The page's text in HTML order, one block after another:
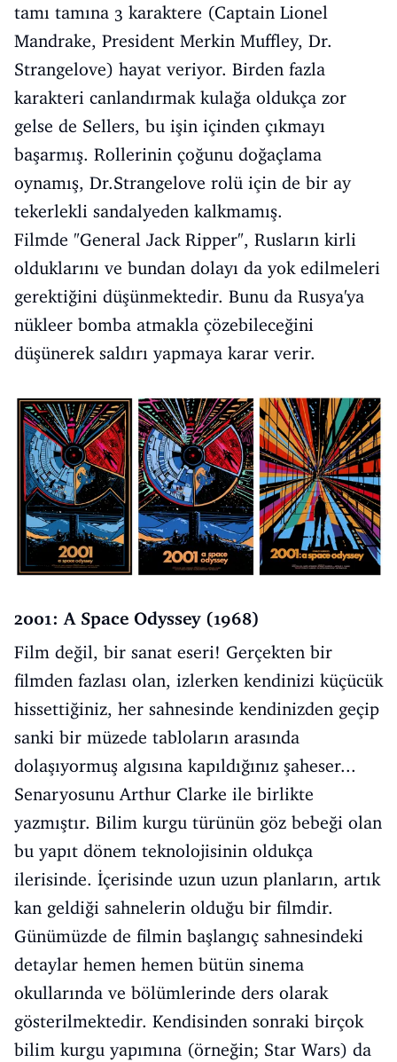
tamı tamına 3 karaktere (Captain Lionel
Mandrake, President Merkin Muffley, Dr.
Strangelove) hayat veriyor. Birden fazla
karakteri canlandırmak kulağa oldukça zor
gelse de Sellers, bu işin içinden çıkmayı
başarmış. Rollerinin çoğunu doğaçlama
oynamış, Dr.Strangelove rolü için de bir ay
tekerlekli sandalyeden kalkmamış.
Filmde "General Jack Ripper", Rusların kirli
olduklarını ve bundan dolayı da yok edilmeleri
gerektiğini düşünmektedir. Bunu da Rusya'ya
nükleer bomba atmakla çözebileceğini
düşünerek saldırı yapmaya karar verir.
2001: A Space Odyssey (1968)
Film değil, bir sanat eseri! Gerçekten bir
filmden fazlası olan, izlerken kendinizi küçücük
hissettiğiniz, her sahnesinde kendinizden geçip
sanki bir müzede tabloların arasında
dolaşıyormuş algısına kapıldığınız şaheser...
Senaryosunu Arthur Clarke ile birlikte
yazmıştır. Bilim kurgu türünün göz bebeği olan
bu yapıt dönem teknolojisinin oldukça
ilerisinde. İçerisinde uzun uzun planların, artık
kan geldiği sahnelerin olduğu bir filmdir.
Günümüzde de filmin başlangıç sahnesindeki
detaylar hemen hemen bütün sinema
okullarında ve bölümlerinde ders olarak
gösterilmektedir. Kendisinden sonraki birçok
bilim kurgu yapımına (örneğin; Star Wars) da